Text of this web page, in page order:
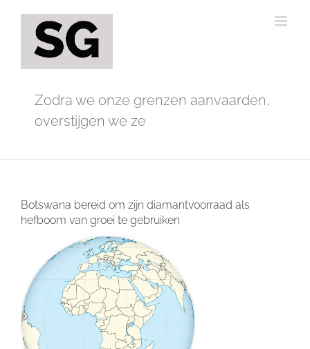
Zodra we onze grenzen aanvaarden,
overstijgen we ze
Botswana bereid om zijn diamantvoorraad als
hefboom van groei te gebruiken
grotere
afbeelding